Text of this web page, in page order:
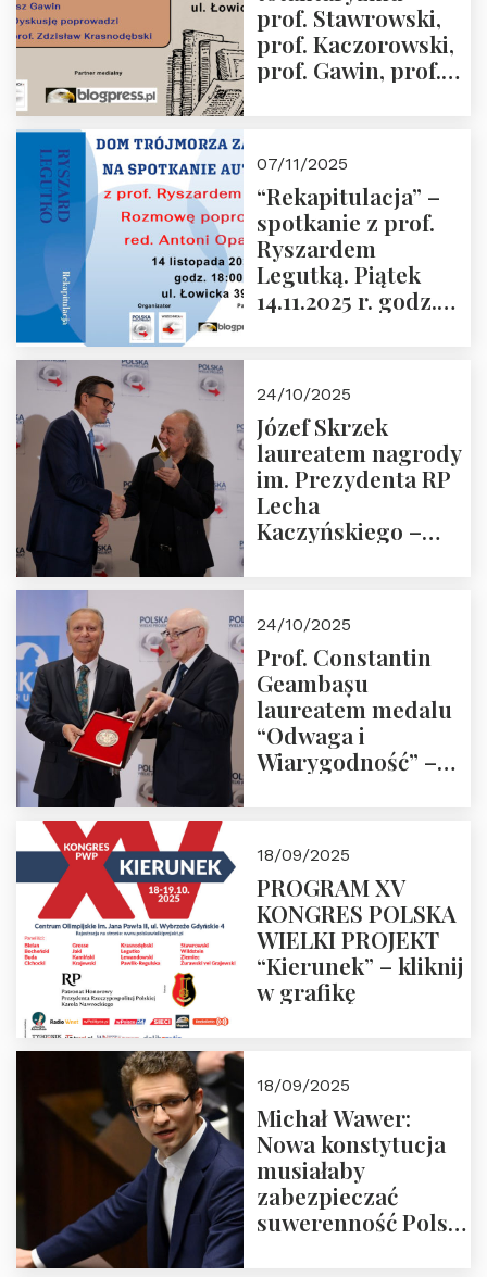
godz. 18:00.
prof. Stawrowski,
prof. Kaczorowski,
prof. Gawin, prof.
07/11/2025
“Rekapitulacja” –
spotkanie z prof.
Ryszardem
Legutką. Piątek
14.11.2025 r. godz.
24/10/2025
Józef Skrzek
laureatem nagrody
im. Prezydenta RP
Lecha
Kaczyńskiego –
24/10/2025
Prof. Constantin
Geambașu
laureatem medalu
“Odwaga i
Wiarygodność” –
18/09/2025
PROGRAM XV
KONGRES POLSKA
WIELKI PROJEKT
“Kierunek” – kliknij
w grafikę
18/09/2025
Michał Wawer:
Nowa konstytucja
musiałaby
zabezpieczać
suwerenność Polski